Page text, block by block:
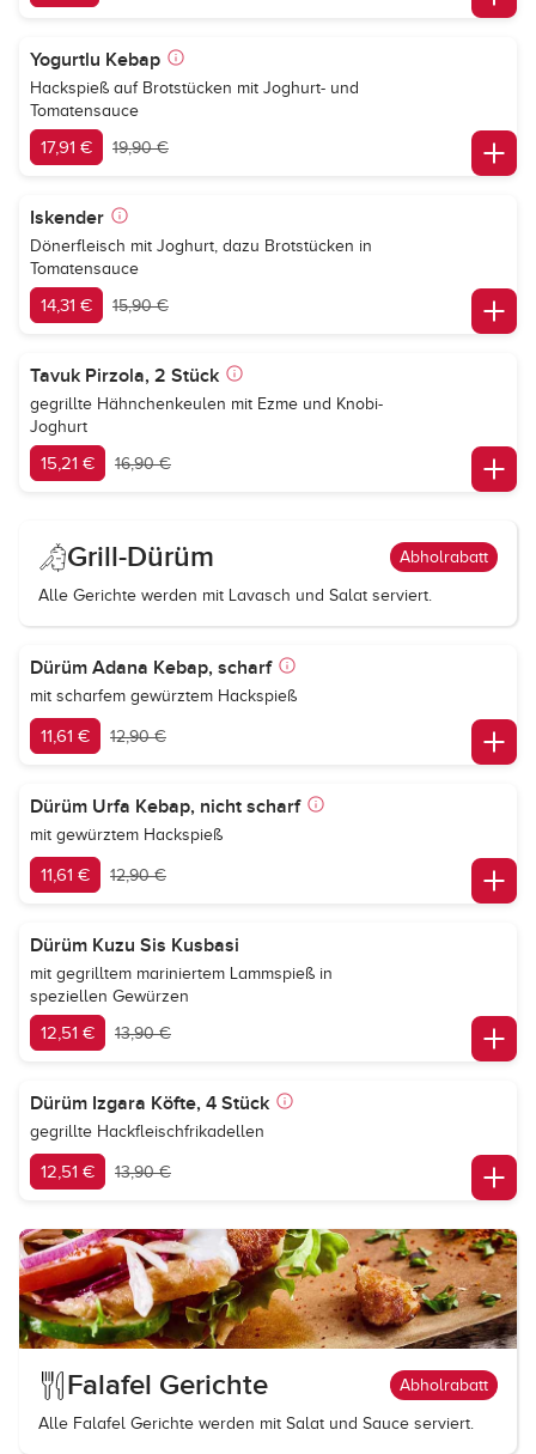
Yogurtlu Kebap
Hackspieß auf Brotstücken mit Joghurt- und
Tomatensauce
17,91 € 19,90 €
Iskender
Dönerfleisch mit Joghurt, dazu Brotstücken in
Tomatensauce
14,31 € 15,90 €
Tavuk Pirzola, 2 Stück
gegrillte Hähnchenkeulen mit Ezme und Knobi-
Joghurt
15,21 € 16,90 €
Grill-Dürüm Abholrabatt
Alle Gerichte werden mit Lavasch und Salat serviert.
Dürüm Adana Kebap, scharf
mit scharfem gewürztem Hackspieß
11,61 € 12,90 €
Dürüm Urfa Kebap, nicht scharf
mit gewürztem Hackspieß
11,61 € 12,90 €
Dürüm Kuzu Sis Kusbasi
mit gegrilltem mariniertem Lammspieß in
speziellen Gewürzen
12,51 € 13,90 €
Dürüm Izgara Köfte, 4 Stück
gegrillte Hackfleischfrikadellen
12,51 € 13,90 €
Falafel Gerichte Abholrabatt
Alle Falafel Gerichte werden mit Salat und Sauce serviert.